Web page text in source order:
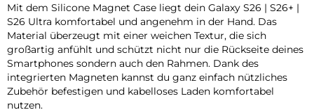
Mit dem Silicone Magnet Case liegt dein Galaxy S26 | S26+ |
S26 Ultra komfortabel und angenehm in der Hand. Das
Material überzeugt mit einer weichen Textur, die sich
großartig anfühlt und schützt nicht nur die Rückseite deines
Smartphones sondern auch den Rahmen. Dank des
integrierten Magneten kannst du ganz einfach nützliches
Zubehör befestigen und kabelloses Laden komfortabel
nutzen.